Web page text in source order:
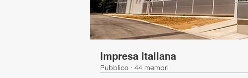
Impresa italiana
Pubblico · 44 membri